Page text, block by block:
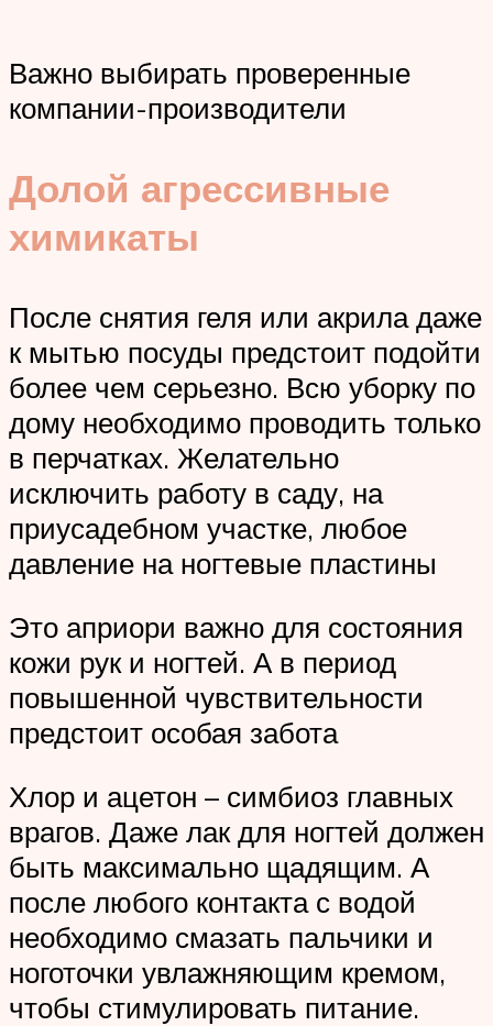
Важно выбирать проверенные
компании-производители
Долой агрессивные
химикаты
После снятия геля или акрила даже
к мытью посуды предстоит подойти
более чем серьезно. Всю уборку по
дому необходимо проводить только
в перчатках. Желательно
исключить работу в саду, на
приусадебном участке, любое
давление на ногтевые пластины
Это априори важно для состояния
кожи рук и ногтей. А в период
повышенной чувствительности
предстоит особая забота
Хлор и ацетон – симбиоз главных
врагов. Даже лак для ногтей должен
быть максимально щадящим. А
после любого контакта с водой
необходимо смазать пальчики и
ноготочки увлажняющим кремом,
чтобы стимулировать питание.